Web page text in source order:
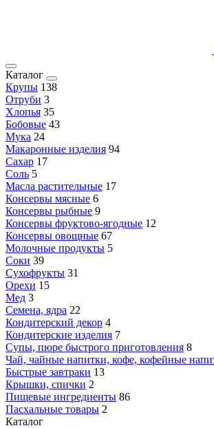
Каталог
Крупы 138
Отруби 3
Хлопья 35
Бобовые 43
Мука 24
Макаронные изделия 94
Сахар 17
Соль 5
Масла растительные 17
Консервы мясные 6
Консервы рыбные 9
Консервы фруктово-ягодные 12
Консервы овощные 67
Молочные продукты 5
Соки 39
Сухофрукты 31
Орехи 15
Мед 3
Семена, ядра 22
Кондитерский декор 4
Кондитерские изделия 7
Супы, пюре быстрого приготовления 8
Чай, чайные напитки, кофе, кофейные
Быстрые завтраки 13
Крышки, спички 2
Пищевые ингредиенты 86
Пасхальные товары 2
Каталог